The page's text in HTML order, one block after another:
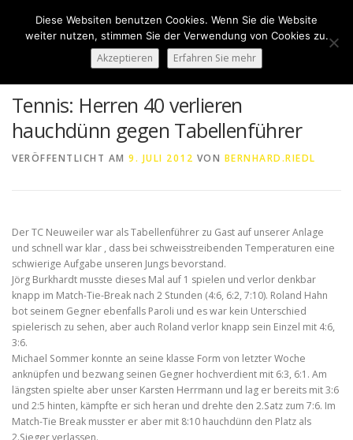
springen
Tennis: Herren 40 verlieren
hauchdünn gegen Tabellenführer
VERÖFFENTLICHT AM 9. JULI 2012 VON BERNHARD.RIEDL
Der TC Neuweiler war als Tabellenführer zu Gast auf unserer Anlage
und schnell war klar , dass bei schweisstreibenden Temperaturen eine
schwierige Aufgabe unseren Jungs bevorstand.
Jörg Burkhardt musste dieses Mal auf 1 spielen und verlor denkbar
knapp im Match-Tie-Break nach 2 Stunden (4:6, 6:2, 7:10). Roland Hahn
bot seinem Gegner ebenfalls Paroli und es war kein Unterschied
spielerisch zu sehen, aber auch Roland verlor knapp sein Einzel mit 4:6,
3:6.
Michael Sommer konnte an seine klasse Form von letzter Woche
anknüpfen und bezwang seinen Gegner hochverdient mit 6:3, 6:1. Am
längsten spielte aber unser Karsten Herrmann und lag er bereits mit 3:6
und 2:5 hinten, kämpfte er sich heran und drehte den 2.Satz zum 7:6. Im
Match-Tie Break musster er aber mit 8:10 hauchdünn den Platz als
Diese Websiten benutzen Cookies. Wenn Sie die Website
weiter nutzen, stimmen Sie der Verwendung von Cookies zu.
Akzeptieren Erfahren Sie mehr